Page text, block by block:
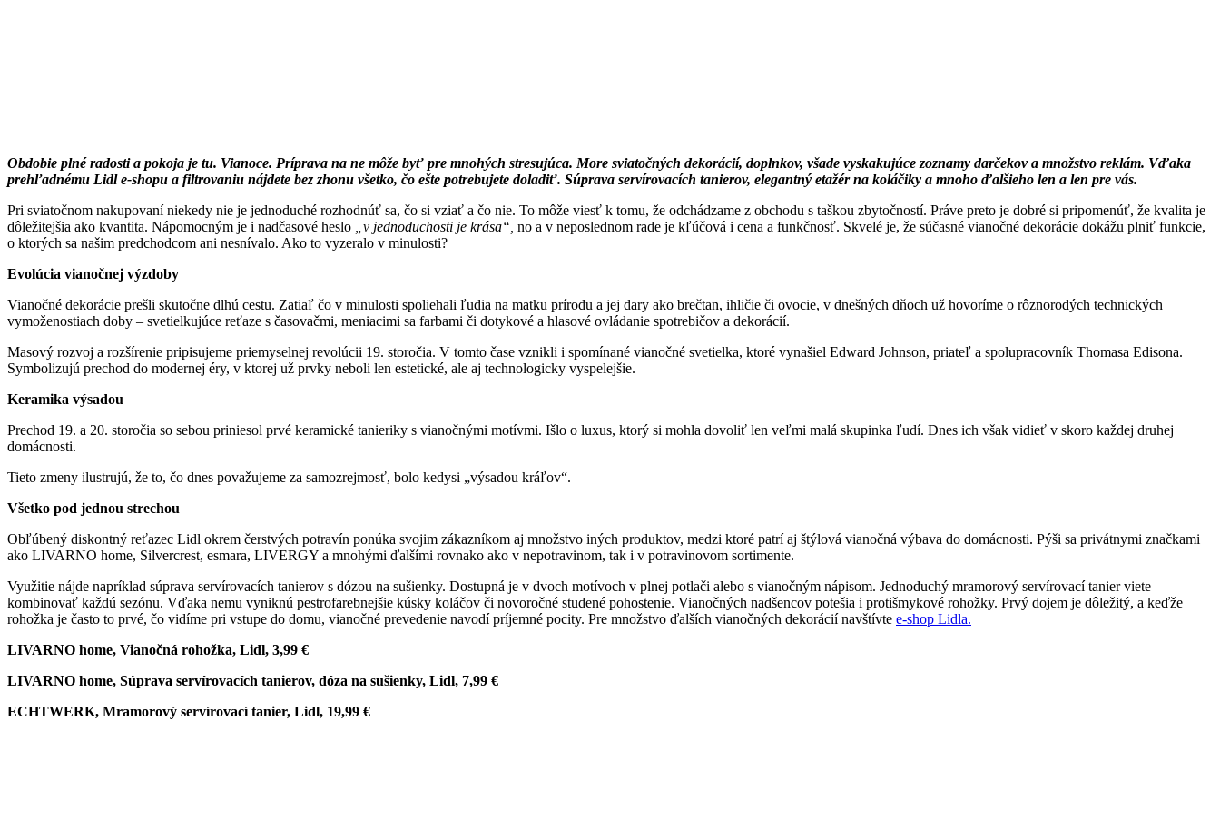
Obdobie plné radosti a pokoja je tu. Vianoce. Príprava na ne môže byť pre mnohých stresujúca. More sviatočných dekorácií, doplnkov, všade vyskakujúce zoznamy darčekov a množstvo reklám. Vďaka
prehľadnému Lidl e-shopu a filtrovaniu nájdete bez zhonu všetko, čo ešte potrebujete doladiť. Súprava servírovacích tanierov, elegantný etažér na koláčiky a mnoho ďalšieho len a len pre vás.
Pri sviatočnom nakupovaní niekedy nie je jednoduché rozhodnúť sa, čo si vziať a čo nie. To môže viesť k tomu, že odchádzame z obchodu s taškou zbytočností. Práve preto je dobré si pripomenúť, že kvalita je
dôležitejšia ako kvantita. Nápomocným je i nadčasové heslo
„v jednoduchosti je krása“, no a v neposlednom rade je kľúčová i cena a funkčnosť. Skvelé je, že súčasné vianočné dekorácie dokážu plniť funkcie,
o ktorých sa našim predchodcom ani nesnívalo. Ako to vyzeralo v minulosti?
Evolúcia vianočnej výzdoby
Vianočné dekorácie prešli skutočne dlhú cestu. Zatiaľ čo v minulosti spoliehali ľudia na matku prírodu a jej dary ako brečtan, ihličie či ovocie, v dnešných dňoch už hovoríme o rôznorodých technických
vymoženostiach doby – svetielkujúce reťaze s časovačmi, meniacimi sa farbami či dotykové a hlasové ovládanie spotrebičov a dekorácií.
Masový rozvoj a rozšírenie pripisujeme priemyselnej revolúcii 19. storočia. V tomto čase vznikli i spomínané vianočné svetielka, ktoré vynašiel Edward Johnson, priateľ a spolupracovník Thomasa Edisona.
Symbolizujú prechod do modernej éry, v ktorej už prvky neboli len estetické, ale aj technologicky vyspelejšie.
Keramika výsadou
Prechod 19. a 20. storočia so sebou priniesol prvé keramické tanieriky s vianočnými motívmi. Išlo o luxus, ktorý si mohla dovoliť len veľmi malá skupinka ľudí. Dnes ich však vidieť v skoro každej druhej
domácnosti.
Tieto zmeny ilustrujú, že to, čo dnes považujeme za samozrejmosť, bolo kedysi „výsadou kráľov“.
Všetko pod jednou strechou
Obľúbený diskontný reťazec Lidl okrem čerstvých potravín ponúka svojim zákazníkom aj množstvo iných produktov, medzi ktoré patrí aj štýlová vianočná výbava do domácnosti. Pýši sa privátnymi značkami
ako LIVARNO home, Silvercrest, esmara, LIVERGY a mnohými ďalšími rovnako ako v nepotravinom, tak i v potravinovom sortimente.
Využitie nájde napríklad súprava servírovacích tanierov s dózou na sušienky. Dostupná je v dvoch motívoch v plnej potlači alebo s vianočným nápisom. Jednoduchý mramorový servírovací tanier viete
kombinovať každú sezónu. Vďaka nemu vyniknú pestrofarebnejšie kúsky koláčov či novoročné studené pohostenie. Vianočných nadšencov potešia i protišmykové rohožky. Prvý dojem je dôležitý, a keďže
rohožka je často to prvé, čo vidíme pri vstupe do domu, vianočné prevedenie navodí príjemné pocity. Pre množstvo ďalších vianočných dekorácií navštívte e-shop Lidla.
LIVARNO home, Vianočná rohožka, Lidl, 3,99 €
LIVARNO home, Súprava servírovacích tanierov, dóza na sušienky, Lidl, 7,99 €
ECHTWERK, Mramorový servírovací tanier, Lidl, 19,99 €